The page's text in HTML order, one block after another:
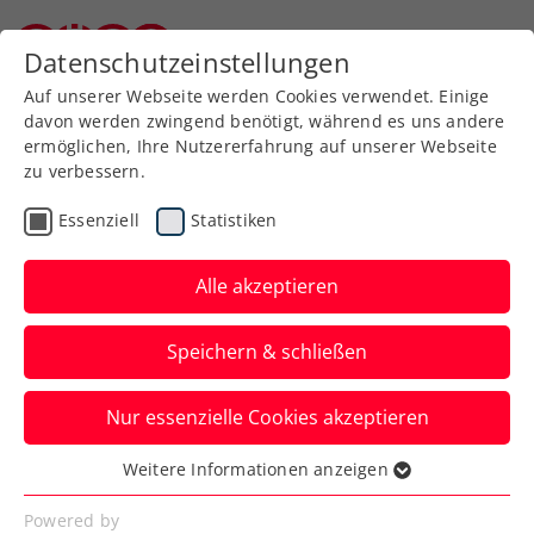
Ü14 (Jhg 2010 und älter)
Durchführung: Mag. Matthias Wiese, LSA
Kosten: 120.-
LZ Südstadt Mo, 28.4.2025 10-12Uhr Halle1
+Winterlaufbahn Haupthaus
LZ Südstadt Do, 8.5.2025 10-12Uhr Halle1
+Winterlaufbahn Haupthaus
Wichtige Infos:
- Hallentennisschuhe mitbringen (oder
Laufschuhe ohne schwarze Sohle)
Datenschutzeinstellungen
Auf unserer Webseite werden Cookies verwendet. Einige
davon werden zwingend benötigt, während es uns andere
ermöglichen, Ihre Nutzererfahrung auf unserer Webseite
zu verbessern.
Essenziell Statistiken
Alle akzeptieren
Speichern & schließen
Nur essenzielle Cookies akzeptieren
Essenziell
Essenzielle Cookies werden für grundlegende
Weitere Informationen anzeigen
Powered by